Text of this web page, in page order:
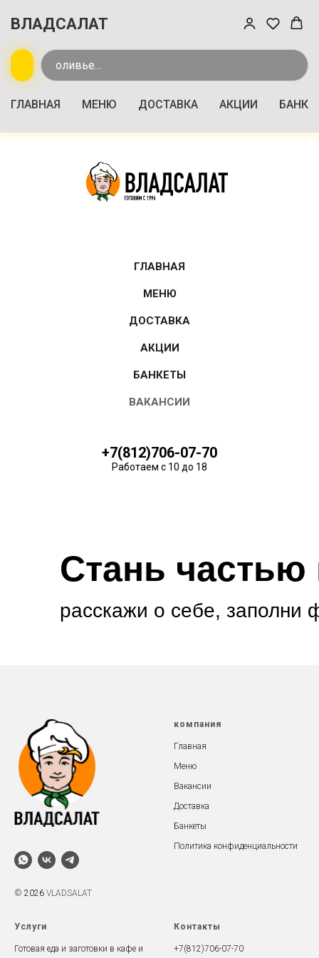
ВЛАДСАЛАТ
ГЛАВНАЯ МЕНЮ ДОСТАВКА АКЦИИ
ГЛАВНАЯ
МЕНЮ
ДОСТАВКА
АКЦИИ
БАНКЕТЫ
ВАКАНСИИ
+7(812)706-07-70
Работаем с 10 до 18
Стань
расскажи о себе, заполни
© 2026 VLADSALAT
компания
Главная
Меню
Вакансии
Доставка
Банкеты
Политика конфиденциальности
Услуги
Готовая еда и заготовки в кафе и
Контакты
+7(812)706-07-70